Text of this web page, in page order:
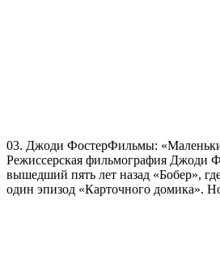
03. Джоди ФостерФильмы:
Режиссерская фильмография Джоди
вышедший пять лет назад «Бобер»,
один эпизод «Карточного домика».